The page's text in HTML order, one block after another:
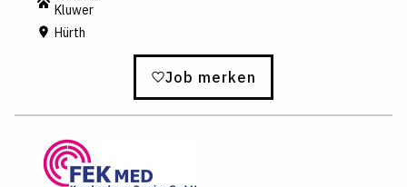
Kluwer
Hürth
Job merken